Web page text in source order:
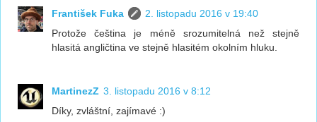
František Fuka
2. listopadu 2016 v 19:40
Protože čeština je méně srozumitelná než stejně
hlasitá angličtina ve stejně hlasitém okolním hluku.
MartinezZ 3. listopadu 2016 v 8:12
Díky, zvláštní, zajímavé :)